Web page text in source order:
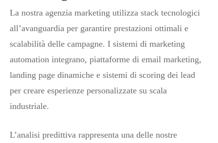
La nostra agenzia marketing utilizza stack tecnologici
all’avanguardia per garantire prestazioni ottimali e
scalabilità delle campagne. I sistemi di marketing
automation integrano, piattaforme di email marketing,
landing page dinamiche e sistemi di scoring dei lead
per creare esperienze personalizzate su scala
industriale.
L’analisi predittiva rappresenta una delle nostre